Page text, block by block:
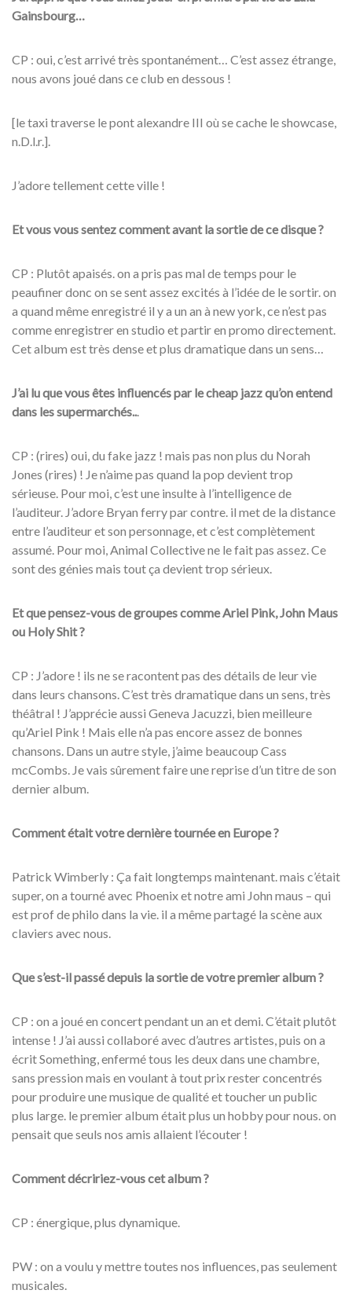
Gainsbourg…
CP : oui, c’est arrivé très spontanément… C’est assez étrange,
nous avons joué dans ce club en dessous !
[le taxi traverse le pont alexandre III où se cache le showcase,
n.D.l.r.].
J’adore tellement cette ville !
Et vous vous sentez comment avant la sortie de ce disque ?
CP : Plutôt apaisés. on a pris pas mal de temps pour le
peaufiner donc on se sent assez excités à l’idée de le sortir. on
a quand même enregistré il y a un an à new york, ce n’est pas
comme enregistrer en studio et partir en promo directement.
Cet album est très dense et plus dramatique dans un sens…
J’ai lu que vous êtes influencés par le cheap jazz qu’on entend
dans les supermarchés...
CP : (rires) oui, du fake jazz ! mais pas non plus du Norah
Jones (rires) ! Je n’aime pas quand la pop devient trop
sérieuse. Pour moi, c’est une insulte à l’intelligence de
l’auditeur. J’adore Bryan ferry par contre. il met de la distance
entre l’auditeur et son personnage, et c’est complètement
assumé. Pour moi, Animal Collective ne le fait pas assez. Ce
sont des génies mais tout ça devient trop sérieux.
Et que pensez-vous de groupes comme Ariel Pink, John Maus
ou Holy Shit ?
CP : J’adore ! ils ne se racontent pas des détails de leur vie
dans leurs chansons. C’est très dramatique dans un sens, très
théâtral ! J’apprécie aussi Geneva Jacuzzi, bien meilleure
qu’Ariel Pink ! Mais elle n’a pas encore assez de bonnes
chansons. Dans un autre style, j’aime beaucoup Cass
mcCombs. Je vais sûrement faire une reprise d’un titre de son
dernier album.
Comment était votre dernière tournée en Europe ?
Patrick Wimberly : Ça fait longtemps maintenant. mais c’était
super, on a tourné avec Phoenix et notre ami John maus – qui
est prof de philo dans la vie. il a même partagé la scène aux
claviers avec nous.
Que s’est-il passé depuis la sortie de votre premier album ?
CP : on a joué en concert pendant un an et demi. C’était plutôt
intense ! J’ai aussi collaboré avec d’autres artistes, puis on a
écrit Something, enfermé tous les deux dans une chambre,
sans pression mais en voulant à tout prix rester concentrés
pour produire une musique de qualité et toucher un public
plus large. le premier album était plus un hobby pour nous. on
pensait que seuls nos amis allaient l’écouter !
Comment décririez-vous cet album ?
CP : énergique, plus dynamique.
PW : on a voulu y mettre toutes nos influences, pas seulement
musicales.